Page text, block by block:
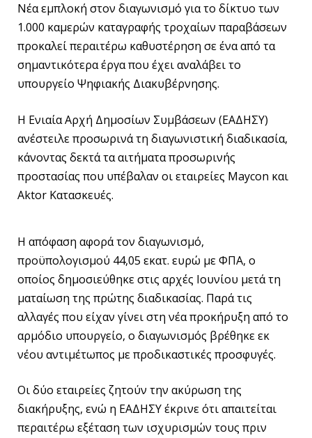
Νέα εμπλοκή στον διαγωνισμό για το δίκτυο των
1.000 καμερών καταγραφής τροχαίων παραβάσεων
προκαλεί περαιτέρω καθυστέρηση σε ένα από τα
σημαντικότερα έργα που έχει αναλάβει το
υπουργείο Ψηφιακής Διακυβέρνησης.
Η Ενιαία Αρχή Δημοσίων Συμβάσεων (ΕΑΔΗΣΥ)
ανέστειλε προσωρινά τη διαγωνιστική διαδικασία,
κάνοντας δεκτά τα αιτήματα προσωρινής
προστασίας που υπέβαλαν οι εταιρείες Maycon και
Aktor Κατασκευές.
Η απόφαση αφορά τον διαγωνισμό,
προϋπολογισμού 44,05 εκατ. ευρώ με ΦΠΑ, ο
οποίος δημοσιεύθηκε στις αρχές Ιουνίου μετά τη
ματαίωση της πρώτης διαδικασίας. Παρά τις
αλλαγές που είχαν γίνει στη νέα προκήρυξη από το
αρμόδιο υπουργείο, ο διαγωνισμός βρέθηκε εκ
νέου αντιμέτωπος με προδικαστικές προσφυγές.
Οι δύο εταιρείες ζητούν την ακύρωση της
διακήρυξης, ενώ η ΕΑΔΗΣΥ έκρινε ότι απαιτείται
περαιτέρω εξέταση των ισχυρισμών τους πριν